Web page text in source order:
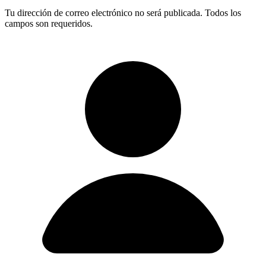
Tu dirección de correo electrónico no será publicada. Todos los
campos son requeridos.